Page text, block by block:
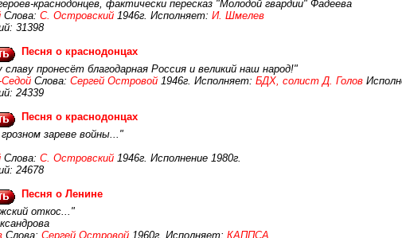
краснодонцев, фактически пересказ "Молодой гвардии" Фадеева
Слова: С. Островский 1946г. Исполняет: И. Шмелев
31398
Песня о краснодонцах
пронесёт благодарная Россия и великий наш народ!"
Слова: Сергей Островой 1946г. Исполняет: БДХ, солист Д. Голов
24339
Песня о краснодонцах
зареве войны..."
Слова: С. Островский 1946г. Исполнение 1980г.
24678
Песня о Ленине
откос..."
Слова: Сергей Островой 1960г. Исполняет: КАППСА